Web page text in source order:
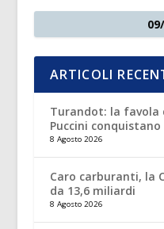
ARTICOLI
Turandot: la favola
Puccini
8 Agosto 2026
Caro carburanti, la
da 13,6 miliardi
8 Agosto 2026